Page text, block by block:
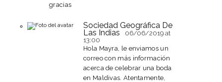
gracias
Sociedad Geográfica De
Las Indias 06/06/2019 at
13:00
Hola Mayra, le enviamos un
correo con más información
acerca de celebrar una boda
en Maldivas. Atentamente,